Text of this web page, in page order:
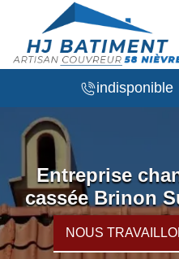
indisponible
Entreprise
cassée Brinon
NOUS